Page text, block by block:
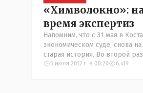
«Химволокно»:
время экспертиз
Напомним, что с 31 мая в
экономическом суде, снова
старая история. Во второй
неудовлетворенные
5 июля 2012 г. в 00:20 6,419